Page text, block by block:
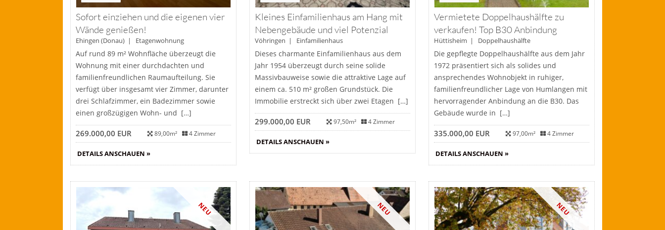
Sofort einziehen und die eigenen vier
Wände genießen!
Ehingen (Donau) | Etagenwohnung
Auf rund 89 m² Wohnfläche überzeugt die
Wohnung mit einer durchdachten und
familienfreundlichen Raumaufteilung. Sie
verfügt über insgesamt vier Zimmer, darunter
drei Schlafzimmer, ein Badezimmer sowie
einen großzügigen Wohn- und […]
269.000,00 EUR 89,00m² 4 Zimmer
DETAILS ANSCHAUEN »
Kleines Einfamilienhaus am Hang mit
Nebengebäude und viel Potenzial
Vöhringen | Einfamilienhaus
Dieses charmante Einfamilienhaus aus dem
Jahr 1954 überzeugt durch seine solide
Massivbauweise sowie die attraktive Lage auf
einem ca. 510 m² großen Grundstück. Die
Immobilie erstreckt sich über zwei Etagen […]
299.000,00 EUR 97,50m² 4 Zimmer
DETAILS ANSCHAUEN »
Vermietete Doppelhaushälfte zu
verkaufen! Top B30 Anbindung
Hüttisheim | Doppelhaushälfte
Die gepflegte Doppelhaushälfte aus dem Jahr
1972 präsentiert sich als solides und
ansprechendes Wohnobjekt in ruhiger,
familienfreundlicher Lage von Humlangen mit
hervorragender Anbindung an die B30. Das
Gebäude wurde in […]
335.000,00 EUR 97,00m² 4 Zimmer
DETAILS ANSCHAUEN »
NEU NEU NEU